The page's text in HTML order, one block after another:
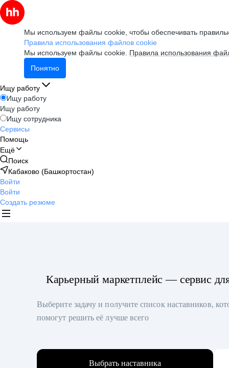
Мы используем файлы cookie, чтобы обеспечивать
Правила использования файлов cookie
Мы используем файлы cookie. Правила использования
Понятно
Ищу работу
Ищу работу
Ищу работу
Ищу сотрудника
Сервисы
Помощь
Ещё
Поиск
Кабаково (Башкортостан)
Войти
Войти
Создать резюме
Карьерный маркетплейс — сервис
Выберите задачу и получите список наставников,
помогут решить её лучше всего
Выбрать наставника